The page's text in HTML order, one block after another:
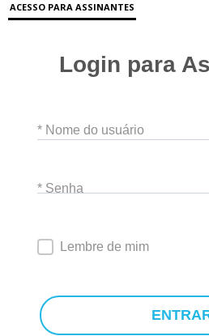
ACESSO PARA ASSINANTES
Login para
* Nome do usuário
* Senha
Lembre de mim